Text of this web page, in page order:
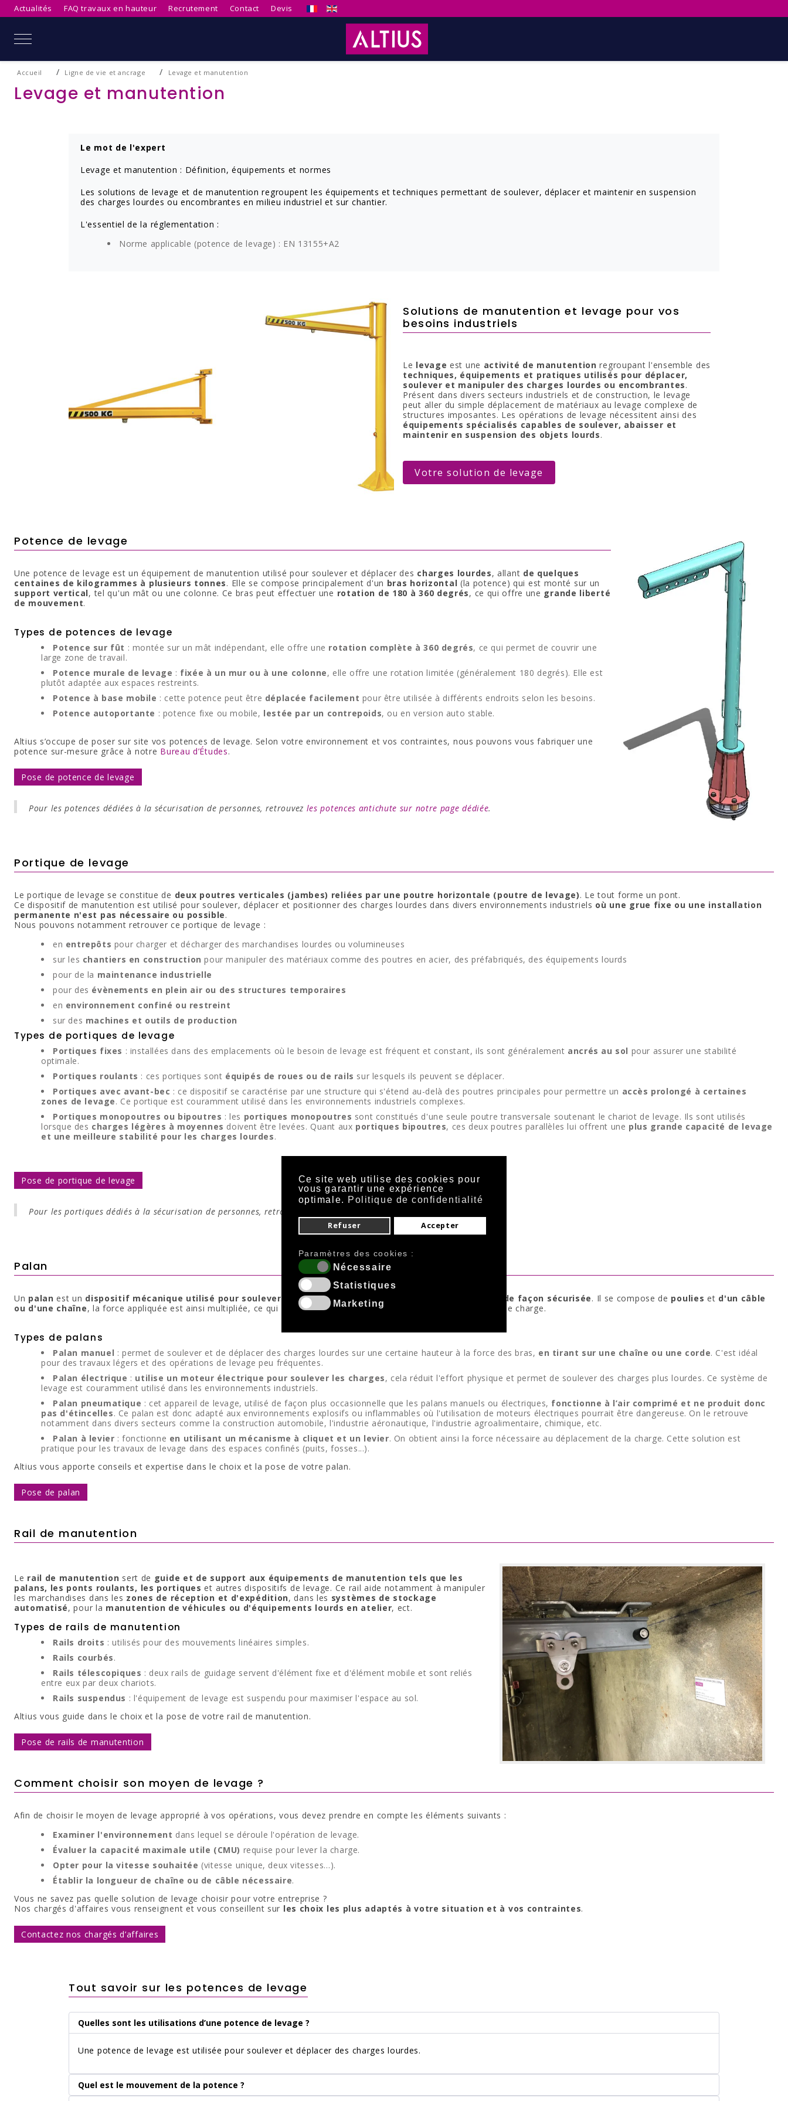
Ce site web utilise des cookies pour
vous garantir une expérience
optimale. Politique de confidentialité
Refuser Accepter
Paramètres des cookies :
Nécessaire
Statistiques
Marketing
Actualités FAQ travaux en hauteur Recrutement Contact Devis Sélectionnez votre langue
Mobile Menu Toggle
Accueil Ligne de vie et ancrage Levage et manutention
Levage et manutention
Le mot de l'expert
Levage et manutention : Définition, équipements et normes
Les solutions de levage et de manutention regroupent les équipements et techniques permettant de soulever, déplacer et maintenir en suspension
des charges lourdes ou encombrantes en milieu industriel et sur chantier.
L'essentiel de la réglementation :
Norme applicable (potence de levage) : EN 13155+A2
Solutions de manutention et levage pour vos
besoins industriels
Le levageest une activité de manutentionregroupant l'ensemble des
techniques, équipements et pratiques utilisés pour déplacer,
soulever et manipuler des charges lourdes ou encombrantes.
Présent dans divers secteurs industriels et de construction, le levage
peut aller du simple déplacement de matériaux au levage complexe de
structures imposantes. Les opérations de levage nécessitent ainsi des
équipements spécialisés capables de soulever, abaisser et
maintenir en suspension des objets lourds.
Votre solution de levage
Potence de levage
Une potence de levage est un équipement de manutention utilisé pour soulever et déplacer des charges lourdes, allant de quelques
centaines de kilogrammes à plusieurs tonnes. Elle se compose principalement d'un bras horizontal (la potence) qui est monté sur un
support vertical, tel qu'un mât ou une colonne. Ce bras peut effectuer une rotation de 180 à 360 degrés, ce qui offre une grande liberté
de mouvement.
Types de potences de levage
Potence sur fût : montée sur un mât indépendant, elle offre une rotation complète à 360 degrés, ce qui permet de couvrir une
large zone de travail.
Potence murale de levage : fixée à un mur ou à une colonne, elle offre une rotation limitée (généralement 180 degrés). Elle est
plutôt adaptée aux espaces restreints.
Potence à base mobile : cette potence peut être déplacée facilement pour être utilisée à différents endroits selon les besoins.
Potence autoportante : potence fixe ou mobile, lestée par un contrepoids, ou en version auto stable.
Altius s’occupe de poser sur site vos potences de levage. Selon votre environnement et vos contraintes, nous pouvons vous fabriquer une
potence sur-mesure grâce à notre Bureau d’Études.
Pose de potence de levage
Pour les potences dédiées à la sécurisation de personnes, retrouvez les potences antichute sur notre page dédiée.
Portique de levage
Le portique de levage se constitue de deux poutres verticales (jambes) reliées par une poutre horizontale (poutre de levage). Le tout forme un pont.
Ce dispositif de manutention est utilisé pour soulever, déplacer et positionner des charges lourdes dans divers environnements industriels où une grue fixe ou une installation
permanente n'est pas nécessaire ou possible.
Nous pouvons notamment retrouver ce portique de levage :
en entrepôts pour charger et décharger des marchandises lourdes ou volumineuses
sur les chantiers en construction pour manipuler des matériaux comme des poutres en acier, des préfabriqués, des équipements lourds
pour de la maintenance industrielle
pour des évènements en plein air ou des structures temporaires
en environnement confiné ou restreint
sur des machines et outils de production
Types de portiques de levage
Portiques fixes : installées dans des emplacements où le besoin de levage est fréquent et constant, ils sont généralement ancrés au sol pour assurer une stabilité
optimale.
Portiques roulants : ces portiques sont équipés de roues ou de rails sur lesquels ils peuvent se déplacer.
Portiques avec avant-bec : ce dispositif se caractérise par une structure qui s'étend au-delà des poutres principales pour permettre un accès prolongé à certaines
zones de levage. Ce portique est couramment utilisé dans les environnements industriels complexes.
Portiques monopoutres ou bipoutres : les portiques monopoutres sont constitués d'une seule poutre transversale soutenant le chariot de levage. Ils sont utilisés
lorsque des charges légères à moyennes doivent être levées. Quant aux portiques bipoutres, ces deux poutres parallèles lui offrent une plus grande capacité de levage
et une meilleure stabilité pour les charges lourdes.
Pose de portique de levage
Pour les portiques dédiés à la sécurisation de personnes, retrouvez
Palan
Un palanest un dispositif mécanique utilisé pour soulever et déplacer des charges lourdes facilement et de façon sécurisée. Il se compose de poulieset d'un câble
ou d'une chaîne, la force appliquée est ainsi multipliée, ce qui permet deréduire l'effort nécessaire au levage d'une charge.
Types de palans
Palan manuel : permet de soulever et de déplacer des charges lourdes sur une certaine hauteur à la force des bras, en tirant sur une chaîne ou une corde. C'est idéal
pour des travaux légers et des opérations de levage peu fréquentes.
Palan électrique : utilise un moteur électrique pour soulever les charges, cela réduit l'effort physique et permet de soulever des charges plus lourdes. Ce système de
levage est couramment utilisé dans les environnements industriels.
Palan pneumatique : cet appareil de levage, utilisé de façon plus occasionnelle que les palans manuels ou électriques, fonctionne à l’air comprimé et ne produit donc
pas d'étincelles. Ce palan est donc adapté aux environnements explosifs ou inflammables où l'utilisation de moteurs électriques pourrait être dangereuse. On le retrouve
notamment dans divers secteurs comme la construction automobile, l'industrie aéronautique, l'industrie agroalimentaire, chimique, etc.
Palan à levier : fonctionne en utilisant un mécanisme à cliquet et un levier. On obtient ainsi la force nécessaire au déplacement de la charge. Cette solution est
pratique pour les travaux de levage dans des espaces confinés (puits, fosses...).
Altius vous apporte conseils et expertise dans le choix et la pose de votre palan.
Pose de palan
Rail de manutention
Le rail de manutention sert de guide et de support aux équipements de manutention tels que les
palans, les ponts roulants, les portiques et autres dispositifs de levage. Ce rail aide notamment à manipuler
les marchandises dans les zones de réception et d'expédition, dans les systèmes de stockage
automatisé, pour la manutention de véhicules ou d'équipements lourds en atelier, ect.
Types de rails de manutention
Rails droits : utilisés pour des mouvements linéaires simples.
Rails courbés.
Rails télescopiques : deux rails de guidage servent d'élément fixe et d'élément mobile et sont reliés
entre eux par deux chariots.
Rails suspendus : l'équipement de levage est suspendu pour maximiser l'espace au sol.
Altius vous guide dans le choix et la pose de votre rail de manutention.
Pose de rails de manutention
Comment choisir son moyen de levage ?
Afin de choisir le moyen de levage approprié à vos opérations, vous devez prendre en compte les éléments suivants :
Examiner l'environnement dans lequel se déroule l'opération de levage.
Évaluer la capacité maximale utile (CMU) requise pour lever la charge.
Opter pour la vitesse souhaitée (vitesse unique, deux vitesses…).
Établir la longueur de chaîne ou de câble nécessaire.
Vous ne savez pas quelle solution de levage choisir pour votre entreprise ?
Nos chargés d'affaires vous renseignent et vous conseillent sur les choix les plus adaptés à votre situation et à vos contraintes.
Contactez nos chargés d’affaires
Tout savoir sur les potences de levage
Quelles sont les utilisations d’une potence de levage ?
Une potence de levage est utilisée pour soulever et déplacer des charges lourdes.
Quel est le mouvement de la potence ?